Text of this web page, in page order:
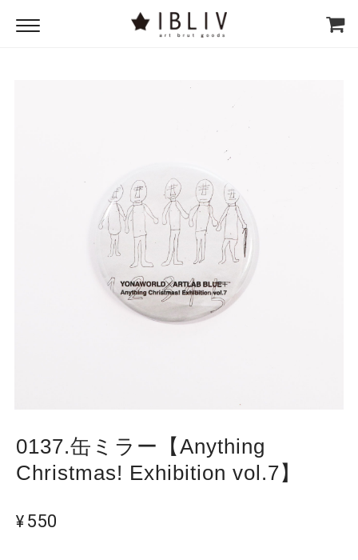
0137.缶ミラー【Anything
Christmas! Exhibition vol.7】
¥550